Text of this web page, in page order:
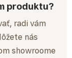
produktu?
radi vám
nás
showroome